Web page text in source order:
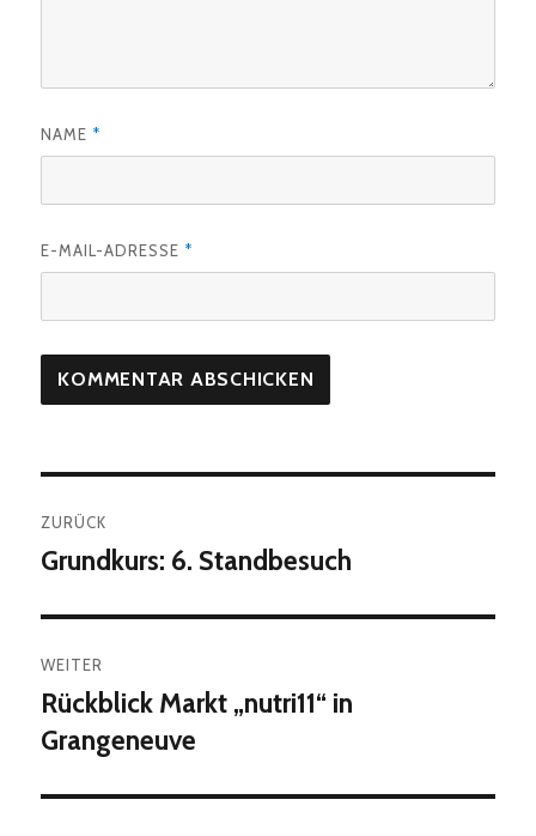
NAME *
E-MAIL-ADRESSE *
ZURÜCK
Vorheriger
Grundkurs: 6. Standbesuch
WEITER
Nächster
Beitrag:
Rückblick Markt „nutri11“ in
Grangeneuve